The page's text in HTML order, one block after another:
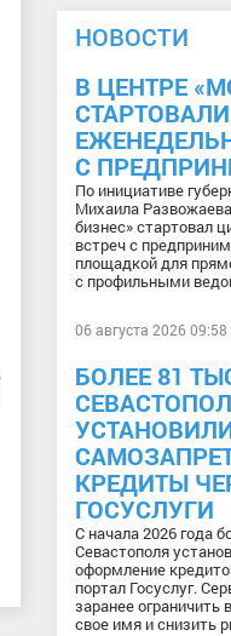
НОВОСТИ
В ЦЕНТРЕ
СТАРТОВАЛИ
С
По инициативе
Михаила
бизнес» стартовал
встреч с
площадкой для
с профильными
06 августа 2026 09:58
БОЛЕЕ 81
КРЕДИТЫ
ГОСУСЛУГИ
С начала 2026 года
Севастополя
оформление
портал Госуслуг.
заранее ограничить
свое имя и снизить